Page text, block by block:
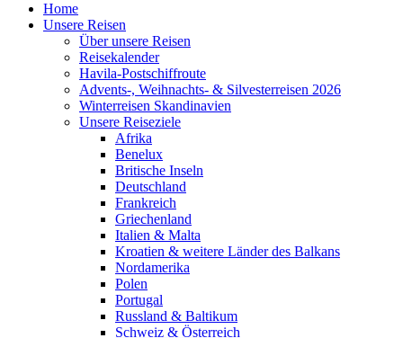
Home
Unsere Reisen
Über unsere Reisen
Reisekalender
Havila-Postschiffroute
Advents-, Weihnachts- & Silvesterreisen 2026
Winterreisen Skandinavien
Unsere Reiseziele
Afrika
Benelux
Britische Inseln
Deutschland
Frankreich
Griechenland
Italien & Malta
Kroatien & weitere Länder des Balkans
Nordamerika
Polen
Portugal
Russland & Baltikum
Schweiz & Österreich